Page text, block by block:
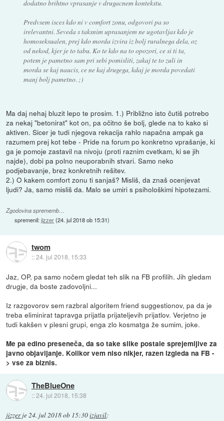
dodatno brihtno vprasanje v drugacnem kontekstu.
Predvsem isces kdo ni v comfort zonu, odgovori pa so
irelevantni. Seveda s taksnim uprasanjem ne ugotavljas kdo je
homoseksualen, prej kdo morda izvira iz bolj ruralnega dela, oz
od nekod, kjer je to tabu. Ko te kdo na to opozori, ce si ti ta,
potem je pametno sam pri sebi pomisliti, zakaj te to zuli in
morda se kaj naucis, ce ne kaj drugega, kdaj je morda povedati
manj bolj pametno. ;)
Ma daj nehaj bluzit lepo te prosim. 1.) Približno isto čutiš potrebo
za nekaj "betonirat" kot on, pa očitno še bolj, glede na to kako si
aktiven. Sicer je tudi njegova rekacija rahlo napačna ampak ga
razumem prej kot tebe - Pride na forum po konkretno vprašanje, ki
ga je pomoje zastavil na nivoju (proti raznim cvetkam, ki se jih
najde), dobi pa polno neuporabnih stvari. Samo neko
podjebavanje, brez konkretnih rešitev.
2.) O kakem comfort zonu ti sanjaš? Misliš, da znaš ocenjevat
ljudi? Ja, samo misliš da. Malo se umiri s psihološkimi hipotezami.
Zgodovina sprememb…
spremenil:jizzer(24. jul 2018 ob 15:31)
twom
::24. jul 2018, 15:33
Jaz, OP, pa samo nočem gledat teh slik na FB profilih. Jih gledam
drugje, da boste zadovoljni...
Iz razgovorov sem razbral algoritem friend suggestionov, pa da je
treba eliminirat tapravga prijatla prijateljevih prijatlov. Verjetno je
tudi kakšen v plesni grupi, enga zlo kosmatga že sumim, joke.
Me pa edino preseneča, da so take slike postale sprejemljive za
javno objavljanje. Kolikor vem niso nikjer, razen izgleda na FB -
> vse za biznis.
TheBlueOne
::24. jul 2018, 15:38
jizzerje24. jul 2018 ob 15:30izjavil: